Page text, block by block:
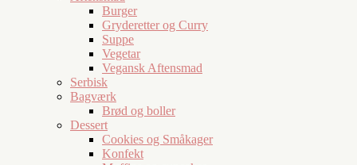
Burger
Gryderetter og Curry
Suppe
Vegetar
Vegansk Aftensmad
Serbisk
Bagværk
Brød og boller
Dessert
Cookies og Småkager
Konfekt